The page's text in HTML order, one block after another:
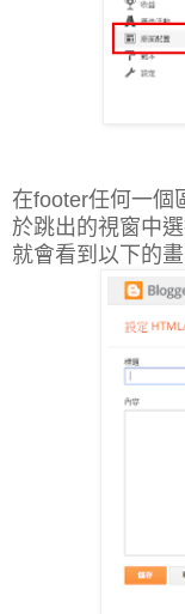
在footer任何一個
於跳出的視窗中
就會看到以下的